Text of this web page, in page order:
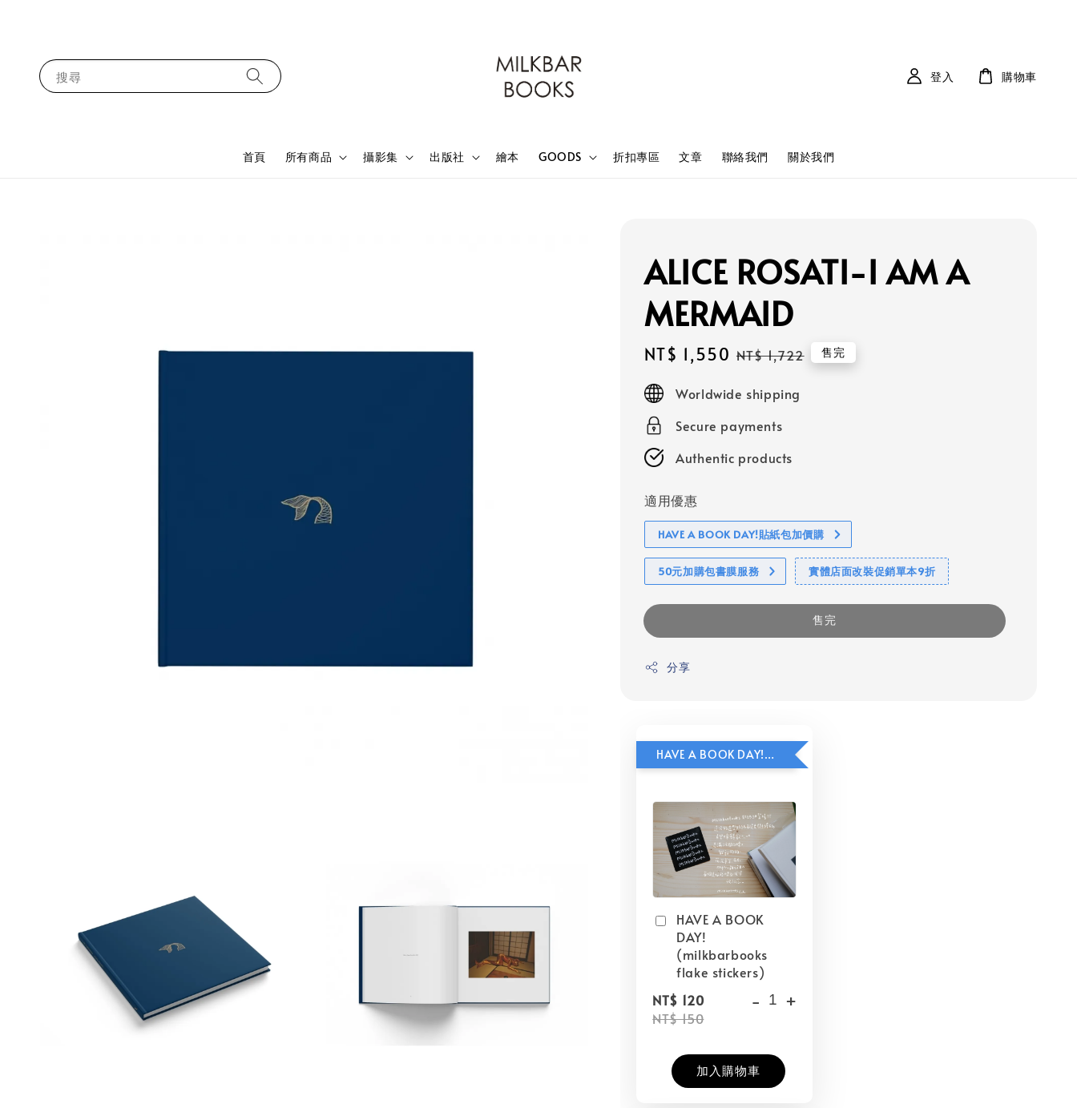
搜尋
首頁 所有商品 攝影集 出版社 繪本 GOODS 折扣專區 文章 聯絡我們 關於我們
登入 購物車
ALICE ROSATI-I AM A
MERMAID
Sale
price
NT$ 1,550 Regular
NT$ 1,722 售完
Worldwide shipping
Secure payments
Authentic products
適用優惠
HAVE A BOOK DAY!貼紙包加價購
50元加購包書膜服務 實體店面改裝促銷單本9折
售完
分享
HAVE A BOOK DAY!貼紙包加價購
HAVE A BOOK
DAY!
(milkbarbooks
flake stickers)
NT$ 120
NT$ 150
- +
加入購物車